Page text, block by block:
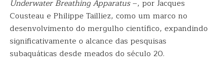
Underwater Breathing Apparatus–, por Jacques
Cousteau e Philippe Tailliez, como um marco no
desenvolvimento do mergulho científico, expandindo
significativamente o alcance das pesquisas
subaquáticas desde meados do século 20.